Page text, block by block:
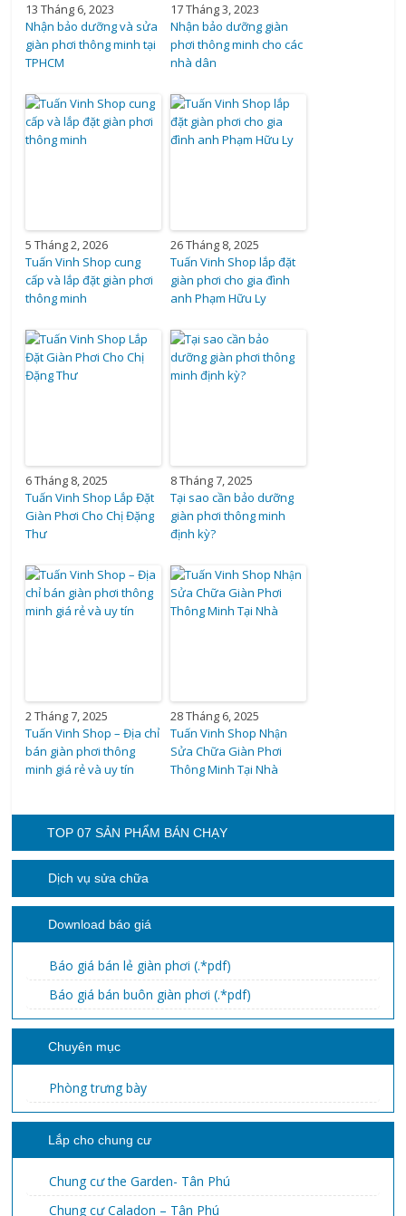
13 Tháng 6, 2023
Nhận bảo dưỡng và sửa
giàn phơi thông minh tại
TPHCM
17 Tháng 3, 2023
Nhận bảo dưỡng giàn
phơi thông minh cho các
nhà dân
5 Tháng 2, 2026
Tuấn Vinh Shop cung
cấp và lắp đặt giàn phơi
thông minh
26 Tháng 8, 2025
Tuấn Vinh Shop lắp đặt
giàn phơi cho gia đình
anh Phạm Hữu Ly
6 Tháng 8, 2025
Tuấn Vinh Shop Lắp Đặt
Giàn Phơi Cho Chị Đặng
Thư
8 Tháng 7, 2025
Tại sao cần bảo dưỡng
giàn phơi thông minh
định kỳ?
2 Tháng 7, 2025
Tuấn Vinh Shop – Địa chỉ
bán giàn phơi thông
minh giá rẻ và uy tín
28 Tháng 6, 2025
Tuấn Vinh Shop Nhận
Sửa Chữa Giàn Phơi
Thông Minh Tại Nhà
TOP 07 SẢN PHẨM BÁN CHẠY
Dịch vụ sửa chữa
Download báo giá
Báo giá bán lẻ giàn phơi (.*pdf)
Báo giá bán buôn giàn phơi (.*pdf)
Chuyên mục
Phòng trưng bày
Lắp cho chung cư
Chung cư the Garden- Tân Phú
Chung cư Caladon – Tân Phú